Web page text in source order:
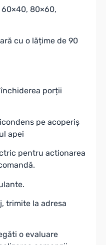
80×60,
cu o lățime de 90
porții
pe acoperiș
apei
pentru actionarea
trimite la adresa
o evaluare